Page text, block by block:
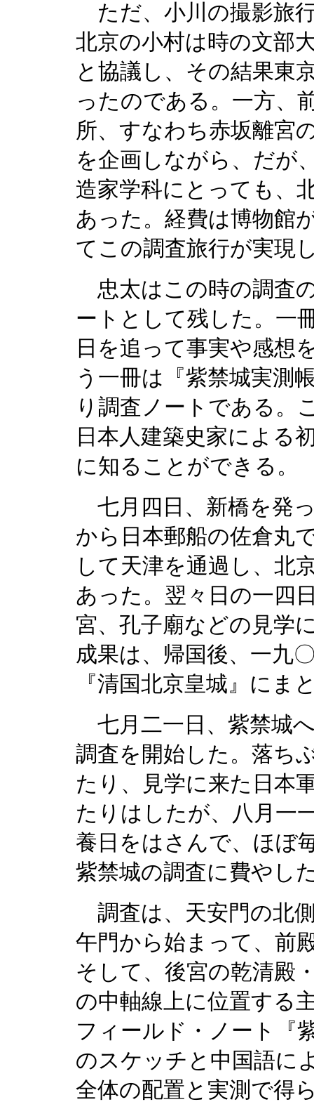
ただ、小川の撮影旅
北京の小村は時の文部
と協議し、その結果東
ったのである。一方、
所、すなわち赤坂離宮
を企画しながら、だが
造家学科にとっても、
あった。経費は博物館
てこの調査旅行が実現
忠太はこの時の調査
ートとして残した。一
日を追って事実や感想
う一冊は『紫禁城実測
り調査ノートである。
日本人建築史家による
に知ることができる。
七月四日、新橋を発
から日本郵船の佐倉丸
して天津を通過し、北
あった。翌々日の一四
宮、孔子廟などの見学
成果は、帰国後、一九
『清国北京皇城』にま
七月二一日、紫禁城
調査を開始した。落ち
たり、見学に来た日本
たりはしたが、八月一
養日をはさんで、ほぼ
紫禁城の調査に費やし
調査は、天安門の北
午門から始まって、前
そして、後宮の乾清殿
の中軸線上に位置する
フィールド・ノート『
のスケッチと中国語に
全体の配置と実測で得